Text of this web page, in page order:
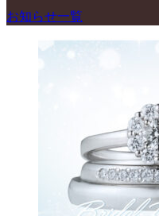
お知らせ一覧